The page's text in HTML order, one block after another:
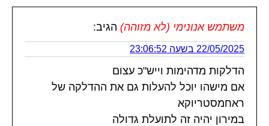
משתמש אנונימי (לא מזוהה) הגיב:
22/05/2025 בשעה 23:06:52
הדלקות מדהימות וייש"כ עצום
אם מישהו יוכל להעלות גם את ההדלקה של
ראחמסטריוקא
במירון יהיה זה לתועלת גדולה